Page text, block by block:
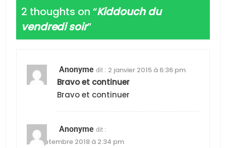
2 thoughts on “Kiddouch du
vendredi soir”
Anonyme dit : 2 janvier 2015 à 6:36 pm
Bravo et continuer
Bravo et continuer
Anonyme dit :
23 septembre 2018 à 2:34 pm